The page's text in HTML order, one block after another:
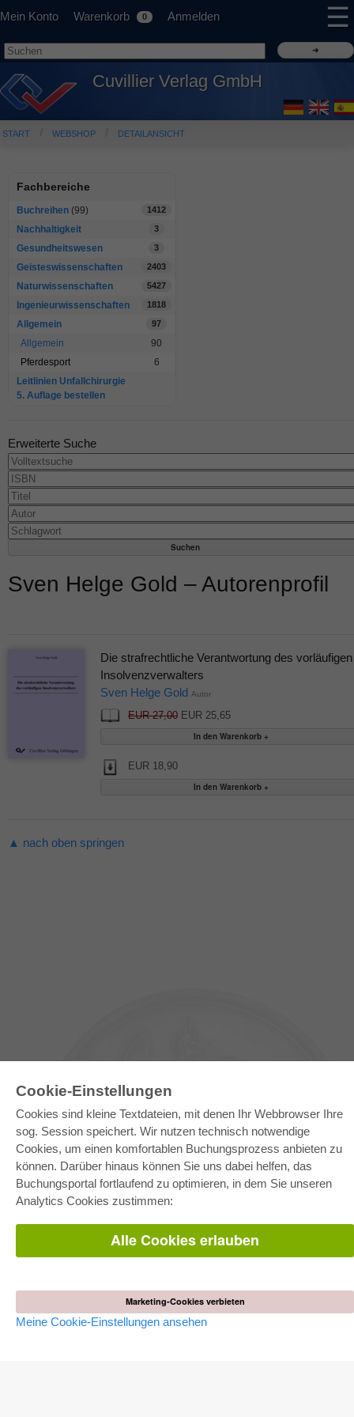
Cookie-Einstellungen
Cookies sind kleine Textdateien, mit denen Ihr Webbrowser Ihre
sog. Session speichert. Wir nutzen technisch notwendige
Cookies, um einen komfortablen Buchungsprozess anbieten zu
können. Darüber hinaus können Sie uns dabei helfen, das
Buchungsportal fortlaufend zu optimieren, in dem Sie unseren
Analytics Cookies zustimmen:
Alle Cookies erlauben
Marketing-Cookies verbieten
Meine Cookie-Einstellungen ansehen
Mein Konto Warenkorb 0 Anmelden ☰
Cuvillier Verlag GmbH
START WEBSHOP DETAILANSICHT
Fachbereiche
Buchreihen (99) 1412
Nachhaltigkeit 3
Gesundheitswesen 3
Geisteswissenschaften 2403
Naturwissenschaften 5427
Ingenieurwissenschaften 1818
Allgemein 97
Allgemein
90
Pferdesport
6
Leitlinien Unfallchirurgie
5. Auflage bestellen
Erweiterte Suche
Sven Helge Gold – Autorenprofil
Die strafrechtliche Verantwortung des vorläufigen
Insolvenzverwalters
Sven Helge Gold Autor
EUR 27,00EUR 25,65
EUR 18,90
▲ nach oben springen
E-COLLECTION
Gesamtpaket
Fachbereichspakete
Bereitstellung von E-Books
Häufig gestellte Fragen (FAQ)
AGB